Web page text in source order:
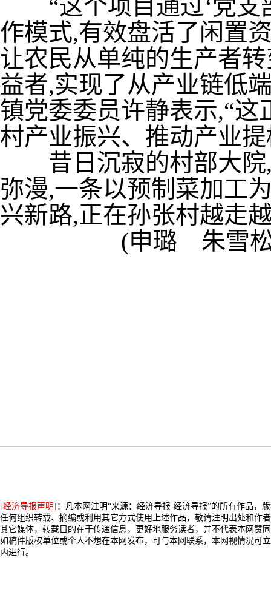
“这个项目通过‘党支
作模式,有效盘活了闲置
让农民从单纯的生产者
益者,实现了从产业链低
镇党委委员许静表示,“这
村产业振兴、推动产业
昔日沉寂的村部大院,
弥漫,一条以预制菜加工
兴新路,正在孙张村越走
(申璐 朱雪
[经济导报声明]：凡本网注明“来源：经济导报·经济导报”的所有作品，
任何组织转载、摘编或利用其它方式使用上述作品，敬请注明出处和作
其它媒体，转载目的在于传递信息，更好地服务读者，并不代表本网赞
如稿件版权单位或个人不想在本网发布，可与本网联系，本网视情况可
内进行。